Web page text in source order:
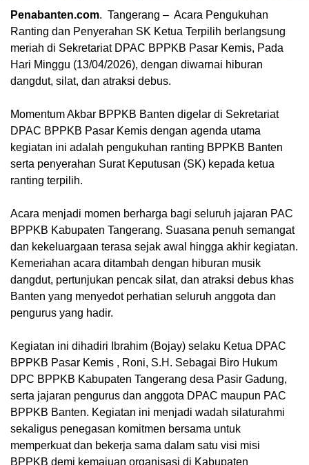
Penabanten.com. Tangerang – Acara Pengukuhan
Ranting dan Penyerahan SK Ketua Terpilih berlangsung
meriah di Sekretariat DPAC BPPKB Pasar Kemis, Pada
Hari Minggu (13/04/2026), dengan diwarnai hiburan
dangdut, silat, dan atraksi debus.
Momentum Akbar BPPKB Banten digelar di Sekretariat
DPAC BPPKB Pasar Kemis dengan agenda utama
kegiatan ini adalah pengukuhan ranting BPPKB Banten
serta penyerahan Surat Keputusan (SK) kepada ketua
ranting terpilih.
Acara menjadi momen berharga bagi seluruh jajaran PAC
BPPKB Kabupaten Tangerang. Suasana penuh semangat
dan kekeluargaan terasa sejak awal hingga akhir kegiatan.
Kemeriahan acara ditambah dengan hiburan musik
dangdut, pertunjukan pencak silat, dan atraksi debus khas
Banten yang menyedot perhatian seluruh anggota dan
pengurus yang hadir.
Kegiatan ini dihadiri Ibrahim (Bojay) selaku Ketua DPAC
BPPKB Pasar Kemis , Roni, S.H. Sebagai Biro Hukum
DPC BPPKB Kabupaten Tangerang desa Pasir Gadung,
serta jajaran pengurus dan anggota DPAC maupun PAC
BPPKB Banten. Kegiatan ini menjadi wadah silaturahmi
sekaligus penegasan komitmen bersama untuk
memperkuat dan bekerja sama dalam satu visi misi
BPPKB demi kemajuan organisasi di Kabupaten